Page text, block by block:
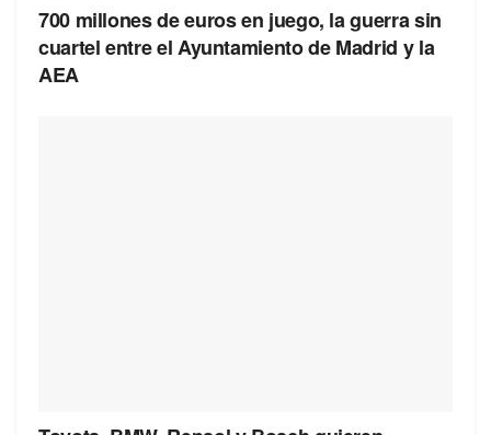
700 millones de euros en juego, la guerra sin
cuartel entre el Ayuntamiento de Madrid y la
AEA